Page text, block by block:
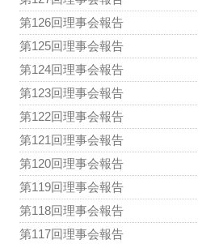
第126回理事会報告
第125回理事会報告
第124回理事会報告
第123回理事会報告
第122回理事会報告
第121回理事会報告
第120回理事会報告
第119回理事会報告
第118回理事会報告
第117回理事会報告